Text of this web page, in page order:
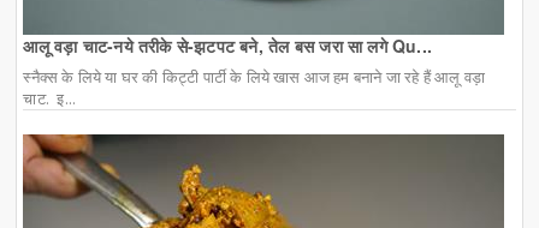
आलू वड़ा चाट-नये तरीके से-झटपट बने, तेल बस जरा सा लगे Qu...
स्नैक्स के लिये या घर की किट्टी पार्टी के लिये खास आज हम बनाने जा रहे हैं आलू वड़ा
चाट. इ...